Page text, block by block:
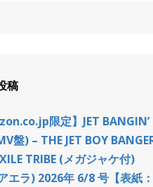
稿
限定】JET
盤) – THE JET BOY
TRIBE (メガジャケ付)
エラ) 2026年 6/8 号【表紙：